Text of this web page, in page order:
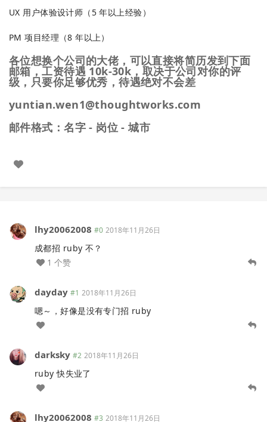
UX 用户体验设计师（5 年以上经验）
PM 项目经理（8 年以上）
各位想换个公司的大佬，可以直接将简历发到下面
邮箱，工资待遇 10k-30k，取决于公司对你的评
级，只要你足够优秀，待遇绝对不会差
yuntian.wen1@thoughtworks.com
邮件格式：名字 - 岗位 - 城市
lhy20062008 #0 2018年11月26日
成都招 ruby 不？
1 个赞
dayday #1 2018年11月26日
嗯～，好像是没有专门招 ruby
darksky #2 2018年11月26日
ruby 快失业了
lhy20062008 #3 2018年11月26日